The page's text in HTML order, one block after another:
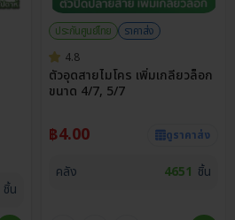
ชิ้น
ประกันศูนย์ไทย
ราคาส่ง
4.8
ตัวอุดสายไมโคร เพิ่มเกลียวล็อก
ขนาด 4/7, 5/7
฿4.00 ดูราคาส่ง
คลัง 4651 ชิ้น